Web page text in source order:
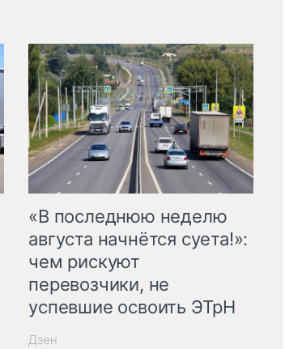
«В последнюю неделю
августа начнётся суета!»:
чем рискуют
перевозчики, не
успевшие освоить ЭТрН
Дзен